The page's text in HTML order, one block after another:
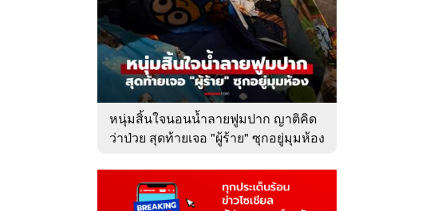
หนุ่มสิ้นใจนอนน้ำลายฟูมปาก ญาติคิด
ว่าป่วย สุดท้ายเจอ "ผู้ร้าย" ซุกอยู่มุมห้อง